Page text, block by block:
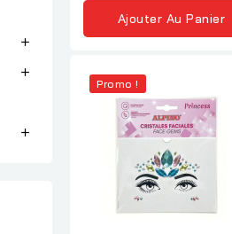



Ajouter Au Panier
Promo !